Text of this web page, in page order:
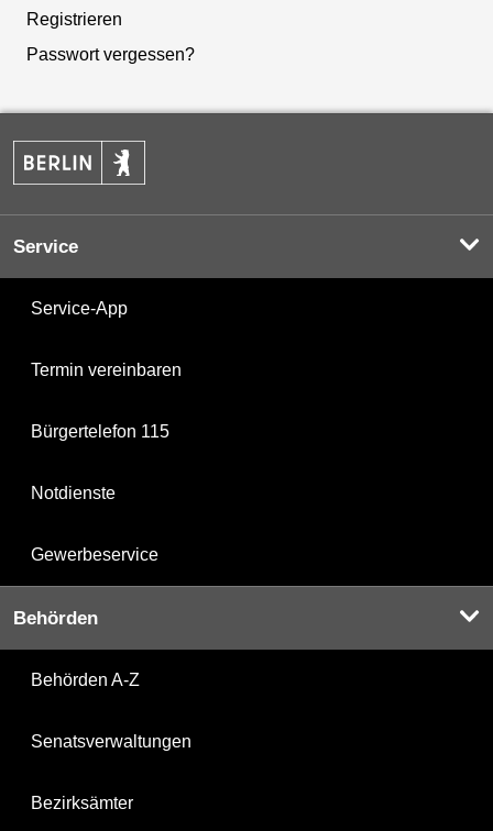
Registrieren
Passwort vergessen?
Service
Service-App
Termin vereinbaren
Bürgertelefon 115
Notdienste
Gewerbeservice
Behörden
Behörden A-Z
Senatsverwaltungen
Bezirksämter